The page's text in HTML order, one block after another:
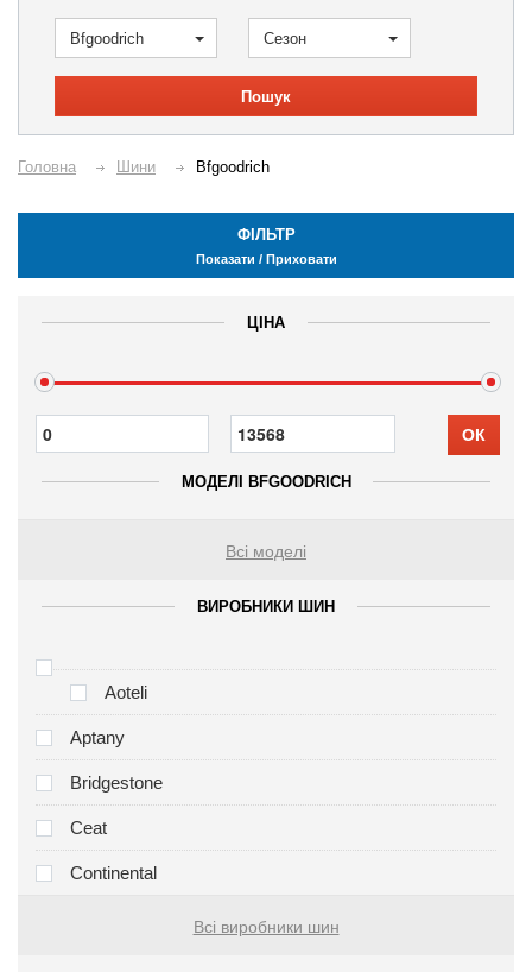
Bfgoodrich Сезон
Пошук
Головна Шини Bfgoodrich
ФІЛЬТР
Показати / Приховати
ЦІНА
ОК
МОДЕЛІ BFGOODRICH
Всі моделі
ВИРОБНИКИ ШИН
Aoteli
Aptany
Bridgestone
Ceat
Continental
Всі виробники шин